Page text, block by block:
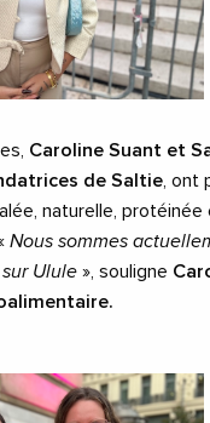
Caroline Suant et
de Saltie , ont
naturelle, protéinée
Nous sommes
Ulule », souligne